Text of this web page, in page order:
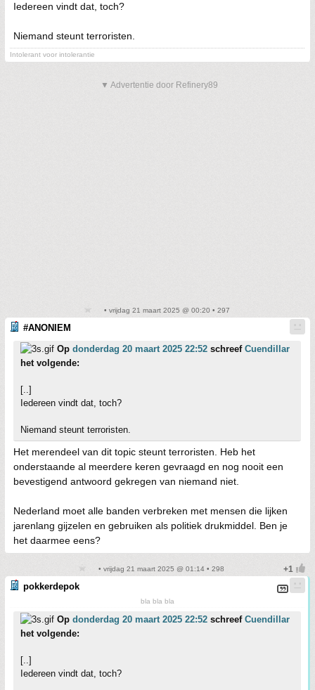
Iedereen vindt dat, toch?
Niemand steunt terroristen.
Intolerant voor intolerantie
▼ Advertentie door Refinery89
• vrijdag 21 maart 2025 @ 00:20 • 297
#ANONIEM
Op donderdag 20 maart 2025 22:52 schreef Cuendillar
het volgende:
[..]
Iedereen vindt dat, toch?
Niemand steunt terroristen.
Het merendeel van dit topic steunt terroristen. Heb het
onderstaande al meerdere keren gevraagd en nog nooit een
bevestigend antwoord gekregen van niemand niet.
Nederland moet alle banden verbreken met mensen die lijken
jarenlang gijzelen en gebruiken als politiek drukmiddel. Ben je
het daarmee eens?
• vrijdag 21 maart 2025 @ 01:14 • 298
pokkerdepok
bla bla bla
Op donderdag 20 maart 2025 22:52 schreef Cuendillar
het volgende:
[..]
Iedereen vindt dat, toch?